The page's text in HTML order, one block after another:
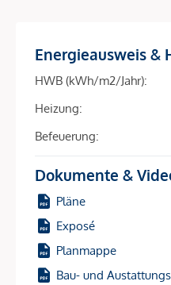
Studierende, Expats,
Kombination macht den
Heizung und Kühlung
energieeffizient,
Photovoltaikanlage am
und macht das Objekt für
besonders attraktiv.
Baustart: 1. Halbjahr 2026 –
Energieausweis &
HWB (kWh/m2/Jahr):
Heizung:
Befeuerung:
Dokumente &
Pläne
Exposé
Planmappe
Bau- und